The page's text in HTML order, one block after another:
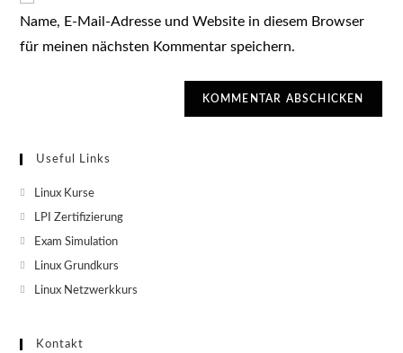
Kommentieren
ein
URL
ein
(optional)
Name, E-Mail-Adresse und Website in diesem Browser
für meinen nächsten Kommentar speichern.
Useful Links
Linux Kurse
LPI Zertifizierung
Exam Simulation
Linux Grundkurs
Linux Netzwerkkurs
Kontakt